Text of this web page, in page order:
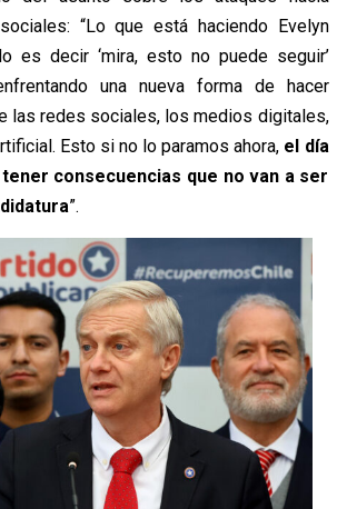
“Lo que está haciendo Evelyn
es decir ‘mira, esto no puede seguir’
una nueva forma de hacer
las redes sociales, los medios digitales,
Esto si no lo paramos ahora, el día
consecuencias que no van a ser
”.